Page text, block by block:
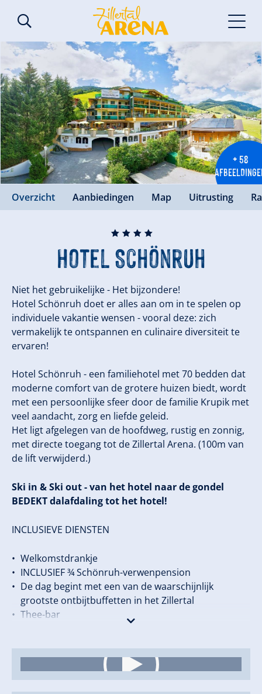
+ 58
Overzicht Aanbiedingen Map Uitrusting
🞙 🞙 🞙 🞙
Hotel Schönruh
Niet het gebruikelijke - Het bijzondere!
Hotel Schönruh doet er alles aan om in te spelen op
individuele vakantie wensen - vooral deze: zich
vermakelijk te ontspannen en culinaire diversiteit te
ervaren!
Hotel Schönruh - een familiehotel met 70 bedden dat
moderne comfort van de grotere huizen biedt, wordt
met een persoonlijke sfeer door de familie Krupik met
veel aandacht, zorg en liefde geleid.
Het ligt afgelegen van de hoofdweg, rustig en zonnig,
met directe toegang tot de Zillertal Arena. (100m van
de lift verwijderd.)
Ski in & Ski out - van het hotel naar de gondel
BEDEKT dalafdaling tot het hotel!
INCLUSIEVE DIENSTEN
Welkomstdrankje
INCLUSIEF ¾ Schönruh-verwenpension
De dag begint met een van de waarschijnlijk
grootste ontbijtbuffetten in het Zillertal
Thee-bar
div. warme gerechten
Dagelijks themawisseling bij het ontbijtbuffet “Rond